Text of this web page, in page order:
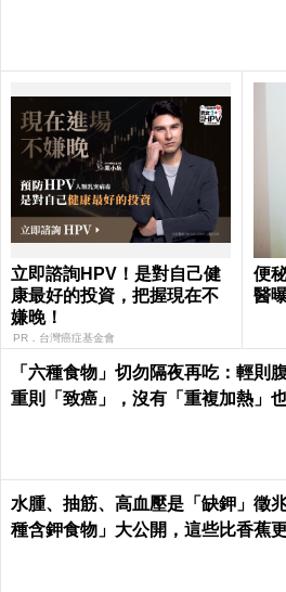
立即諮詢HPV！是對自己健
康最好的投資，把握現在不
嫌晚！
PR．台灣癌症基金會
便
醫
「六種食物」切勿隔夜再吃：輕則腹
重則「致癌」，沒有「重複加熱」
水腫、抽筋、高血壓是「缺鉀」徵
種含鉀食物」大公開，這些比香蕉